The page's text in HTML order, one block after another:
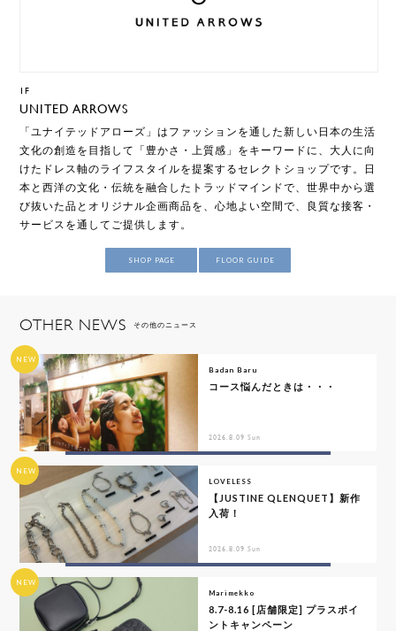
1F
UNITED ARROWS
「ユナイテッドアローズ」はファッションを通した新しい日本の生活
文化の創造を目指して「豊かさ・上質感」をキーワードに、大人に向
けたドレス軸のライフスタイルを提案するセレクトショップです。日
本と西洋の文化・伝統を融合したトラッドマインドで、世界中から選
び抜いた品とオリジナル企画商品を、心地よい空間で、良質な接客・
サービスを通してご提供します。
SHOP PAGE FLOOR GUIDE
OTHER NEWS その他のニュース
NEW
Badan Baru
コース悩んだときは・・・
2026.8.09 Sun
NEW
LOVELESS
【JUSTINE QLENQUET】新作
入荷！
2026.8.09 Sun
NEW
Marimekko
8.7-8.16 [店舗限定] プラスポイ
ントキャンペーン